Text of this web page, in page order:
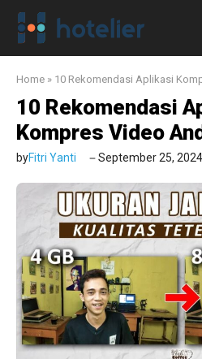
Langsung
Home » 10 Rekomendasi Aplikasi
10 Rekomendasi
Kompres Video
byFitri Yanti September 25, 2024